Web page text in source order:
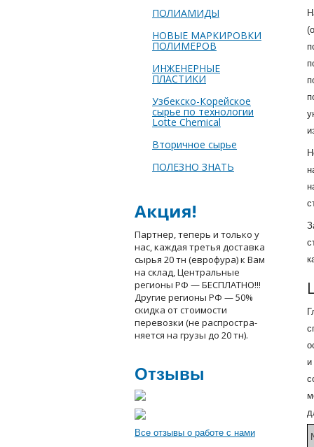
ПОЛИАМИДЫ
НОВЫЕ МАРКИРОВКИ
ПОЛИМЕРОВ
ИНЖЕНЕРНЫЕ
ПЛАСТИКИ
Узбекско-Корейское
сырье по технологии
Lotte Chemical
Втoричное сырье
ПОЛЕЗНО ЗНАТЬ
Акция!
Партнер, теперь и только у
нас, каждая третья доставка
сырья 20 тн (еврофура) к Вам
на склад, Центральные
регионы РФ — БЕСПЛАТНО!!!
Другие регионы РФ — 50%
скидка от стоимости
перевозки (не распростра-
няется на грузы до 20 тн).
Отзывы
Все отзывы о работе с нами